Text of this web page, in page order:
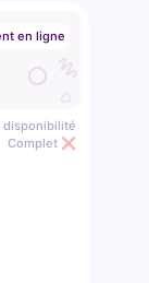
en ligne
disponibilité
Complet ❌